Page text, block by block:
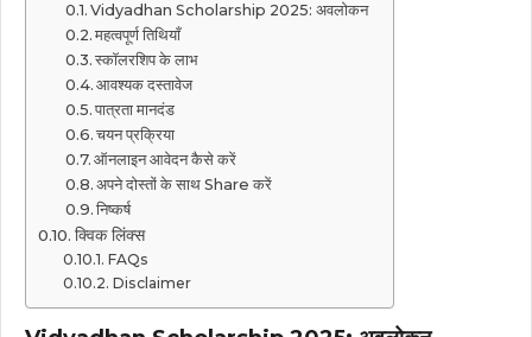
Vidyadhan Scholarship 2025: अवलोकन
महत्वपूर्ण तिथियाँ
स्कॉलरशिप के लाभ
आवश्यक दस्तावेज
पात्रता मानदंड
चयन प्रक्रिया
ऑनलाइन आवेदन कैसे करें
अपने दोस्तों के साथ Share करें
निष्कर्ष
क्विक लिंक्स
FAQs
Disclaimer